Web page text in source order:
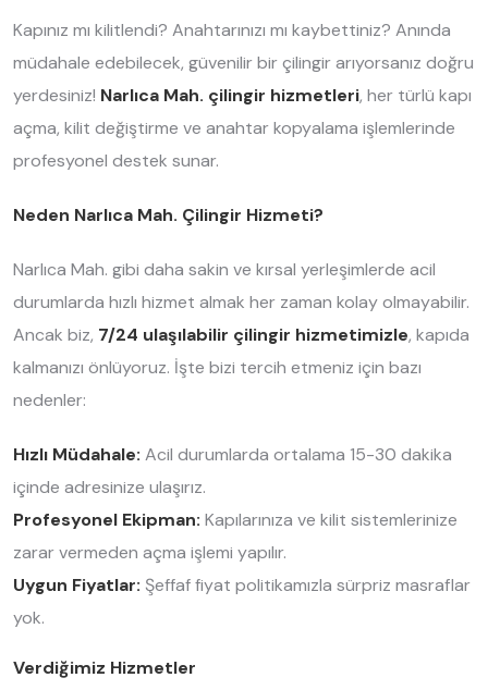
Kapınız mı kilitlendi? Anahtarınızı mı kaybettiniz? Anında
müdahale edebilecek, güvenilir bir çilingir arıyorsanız doğru
yerdesiniz! Narlıca Mah. çilingir hizmetleri, her türlü kapı
açma, kilit değiştirme ve anahtar kopyalama işlemlerinde
profesyonel destek sunar.
Neden Narlıca Mah. Çilingir Hizmeti?
Narlıca Mah. gibi daha sakin ve kırsal yerleşimlerde acil
durumlarda hızlı hizmet almak her zaman kolay olmayabilir.
Ancak biz, 7/24 ulaşılabilir çilingir hizmetimizle, kapıda
kalmanızı önlüyoruz. İşte bizi tercih etmeniz için bazı
nedenler:
Hızlı Müdahale: Acil durumlarda ortalama 15-30 dakika
içinde adresinize ulaşırız.
Profesyonel Ekipman: Kapılarınıza ve kilit sistemlerinize
zarar vermeden açma işlemi yapılır.
Uygun Fiyatlar: Şeffaf fiyat politikamızla sürpriz masraflar
yok.
Verdiğimiz Hizmetler